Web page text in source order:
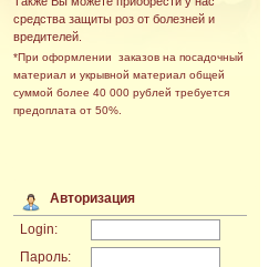
средства защиты роз от болезней и
вредителей.
*При оформлении заказов на посадочный
материал и укрывной материал общей
суммой более 40 000 рублей требуется
предоплата от 50%.
Авторизация
Login:
Пароль: